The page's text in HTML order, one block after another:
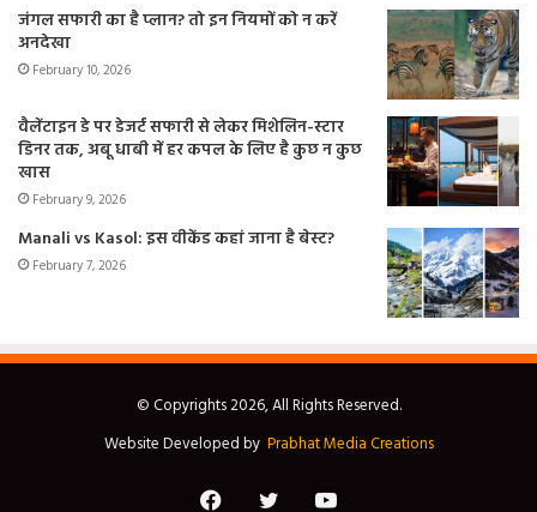
जंगल सफारी का है प्लान? तो इन नियमों को न करें
अनदेखा
February 10, 2026
वैलेंटाइन डे पर डेजर्ट सफारी से लेकर मिशेलिन-स्टार
डिनर तक, अबू धाबी में हर कपल के लिए है कुछ न कुछ
खास
February 9, 2026
Manali vs Kasol: इस वीकेंड कहां जाना है बेस्ट?
February 7, 2026
© Copyrights 2026, All Rights Reserved.
Website Developed by Prabhat Media Creations
FacebookTwitterYouTube